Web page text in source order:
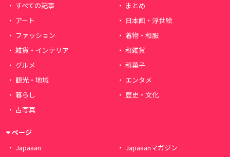
すべての記事
まとめ
アート
日本画・浮世絵
ファッション
着物・和服
雑貨・インテリア
和雑貨
グルメ
和菓子
観光・地域
エンタメ
暮らし
歴史・文化
古写真
ページ
Japaaan
Japaaanマガジン